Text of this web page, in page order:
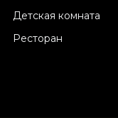
Детская комната
Ресторан